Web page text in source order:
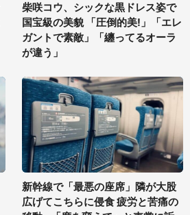
柴咲コウ、シックな黒ドレス姿で
国宝級の美貌 「圧倒的美!」「エレ
ガントで素敵」「纏ってるオーラ
が違う」
新幹線で「最悪の座席」隣が大股
広げてこちらに侵食 疲労と苦痛の